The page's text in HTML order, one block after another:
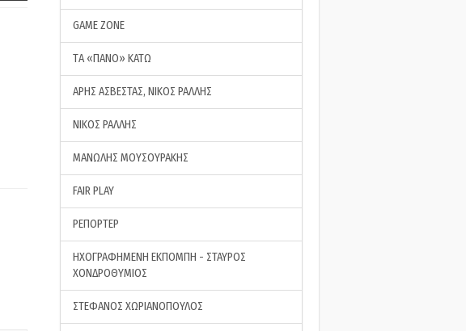
GAME ZONE
ΤA «ΠΑΝΟ» ΚΑΤΩ
ΑΡΗΣ ΑΣΒΕΣΤΑΣ, ΝΙΚΟΣ ΡΑΛΛΗΣ
ΝΙΚΟΣ ΡΑΛΛΗΣ
ΜΑΝΩΛΗΣ ΜΟΥΣΟΥΡΑΚΗΣ
FAIR PLAY
ΡΕΠΟΡΤΕΡ
ΗΧΟΓΡΑΦΗΜΕΝΗ ΕΚΠΟΜΠΗ - ΣΤΑΥΡΟΣ
ΧΟΝΔΡΟΘΥΜΙΟΣ
ΣΤΕΦΑΝΟΣ ΧΩΡΙΑΝΟΠΟΥΛΟΣ